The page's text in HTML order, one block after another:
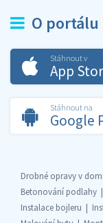
O portálu
Stáhnout v
App
Stáhnout na
Google
Drobné opravy v
Betonování podlahy
Instalace bojleru